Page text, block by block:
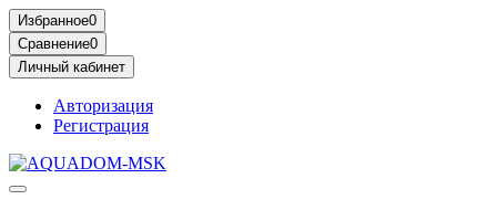
Избранное0
Сравнение0
Личный кабинет
Авторизация
Регистрация